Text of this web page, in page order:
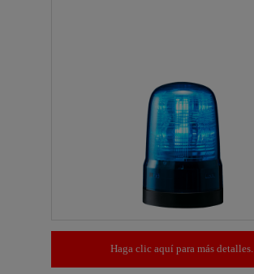
Haga clic aquí para más detalles.